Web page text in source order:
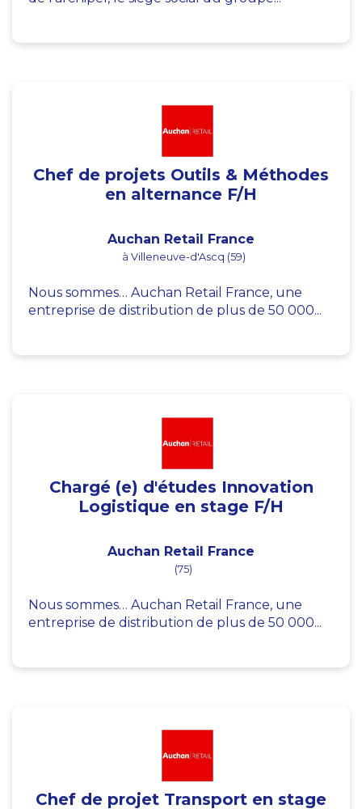
Chef de projets Outils & Méthodes
en alternance F/H
Auchan Retail France
à Villeneuve-d'Ascq (59)
Nous sommes… Auchan Retail France, une
entreprise de distribution de plus de 50 000...
Chargé (e) d'études Innovation
Logistique en stage F/H
Auchan Retail France
(75)
Nous sommes… Auchan Retail France, une
entreprise de distribution de plus de 50 000...
Chef de projet Transport en stage